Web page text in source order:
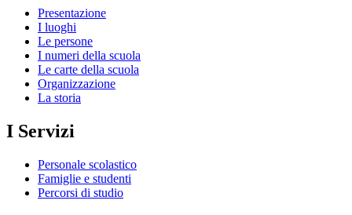
Presentazione
I luoghi
Le persone
I numeri della scuola
Le carte della scuola
Organizzazione
La storia
I Servizi
Personale scolastico
Famiglie e studenti
Percorsi di studio